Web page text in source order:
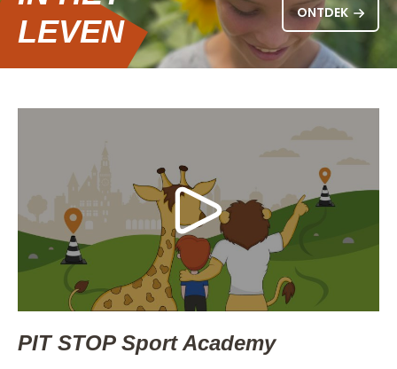
LEVEN
ONTDEK
PIT STOP Sport Academy